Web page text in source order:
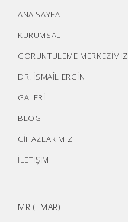
ANA SAYFA
KURUMSAL
GÖRÜNTÜLEME MERKEZİMİZ
DR. İSMAİL ERGİN
GALERİ
BLOG
CİHAZLARIMIZ
İLETİŞİM
MR (EMAR)